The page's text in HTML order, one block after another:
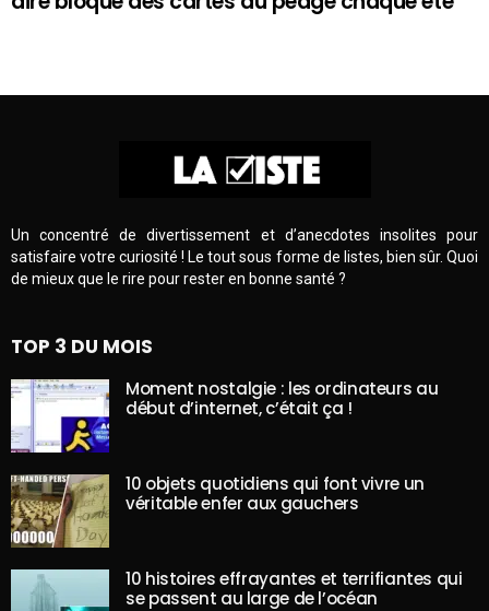
Un concentré de divertissement et d’anecdotes insolites pour
satisfaire votre curiosité ! Le tout sous forme de listes, bien sûr. Quoi
de mieux que le rire pour rester en bonne santé ?
TOP 3 DU MOIS
Moment nostalgie : les ordinateurs au
début d’internet, c’était ça !
10 objets quotidiens qui font vivre un
véritable enfer aux gauchers
10 histoires effrayantes et terrifiantes qui
se passent au large de l’océan